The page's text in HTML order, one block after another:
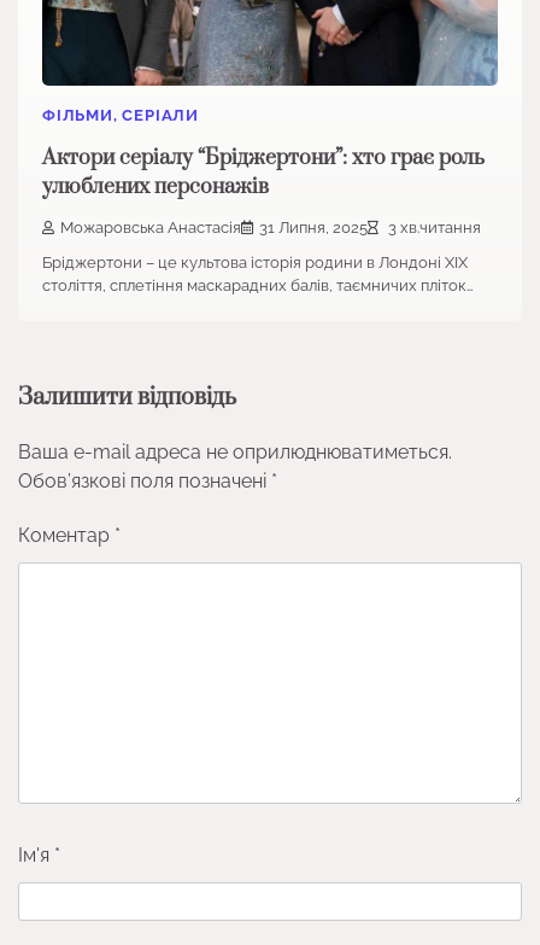
ФІЛЬМИ, СЕРІАЛИ
Актори серіалу “Бріджертони”: хто грає роль
улюблених персонажів
Можаровська Анастасія 31 Липня, 2025
3 хв.читання
Бріджертони – це культова історія родини в Лондоні XIX
століття, сплетіння маскарадних балів, таємничих пліток…
Залишити відповідь
Ваша e-mail адреса не оприлюднюватиметься.
Обов’язкові поля позначені *
Коментар *
Ім'я *